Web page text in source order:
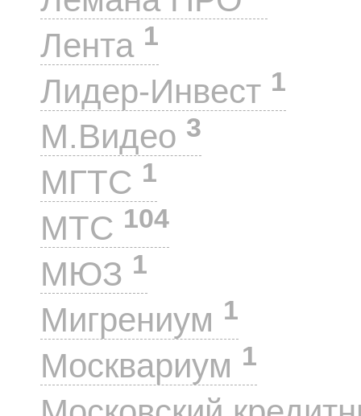
Лента 1
Лидер-Инвест 1
М.Видео 3
МГТС 1
МТС 104
МЮЗ 1
Мигрениум 1
Москвариум 1